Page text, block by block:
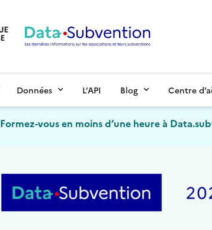
Données L’API Blog Centre
Formez-vous en moins d’une heure à